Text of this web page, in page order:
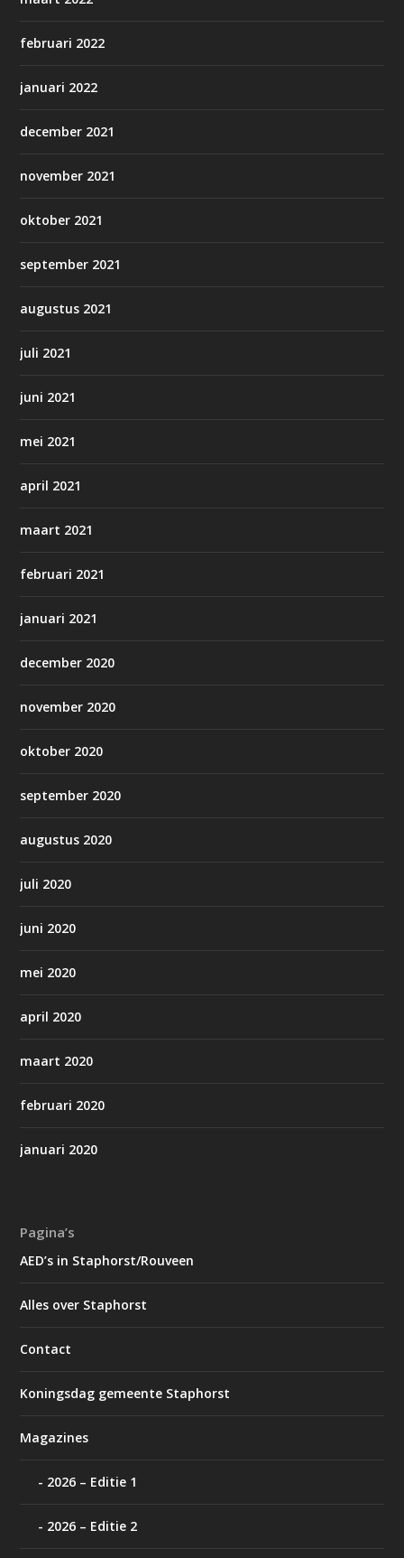
februari 2022
januari 2022
december 2021
november 2021
oktober 2021
september 2021
augustus 2021
juli 2021
juni 2021
mei 2021
april 2021
maart 2021
februari 2021
januari 2021
december 2020
november 2020
oktober 2020
september 2020
augustus 2020
juli 2020
juni 2020
mei 2020
april 2020
maart 2020
februari 2020
januari 2020
Pagina’s
AED’s in Staphorst/Rouveen
Alles over Staphorst
Contact
Koningsdag gemeente Staphorst
Magazines
2026 – Editie 1
2026 – Editie 2